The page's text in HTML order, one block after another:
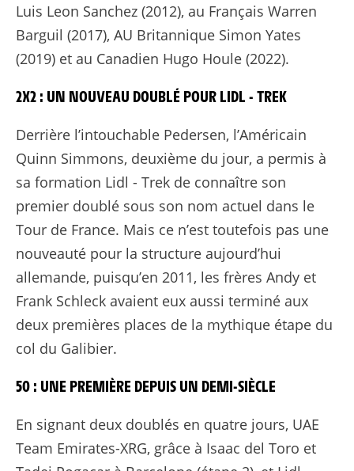
Luis Leon Sanchez (2012), au Français Warren
Barguil (2017), AU Britannique Simon Yates
(2019) et au Canadien Hugo Houle (2022).
2X2 : UN NOUVEAU DOUBLÉ POUR LIDL - TREK
Derrière l’intouchable Pedersen, l’Américain
Quinn Simmons, deuxième du jour, a permis à
sa formation Lidl - Trek de connaître son
premier doublé sous son nom actuel dans le
Tour de France. Mais ce n’est toutefois pas une
nouveauté pour la structure aujourd’hui
allemande, puisqu’en 2011, les frères Andy et
Frank Schleck avaient eux aussi terminé aux
deux premières places de la mythique étape du
col du Galibier.
50 : UNE PREMIÈRE DEPUIS UN DEMI-SIÈCLE
En signant deux doublés en quatre jours, UAE
Team Emirates-XRG, grâce à Isaac del Toro et